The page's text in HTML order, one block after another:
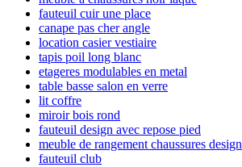
fauteuil cuir une place
canape pas cher angle
location casier vestiaire
tapis poil long blanc
etageres modulables en metal
table basse salon en verre
lit coffre
miroir bois rond
fauteuil design avec repose pied
meuble de rangement chaussures design
fauteuil club